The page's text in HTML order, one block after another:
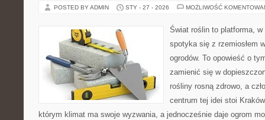
POSTED BY ADMIN STY - 27 - 2026 MOŻLIWOŚĆ
Świat roślin to platforma, w
spotyka się z rzemiosłem
ogrodów. To opowieść o
zamienić się w
rośliny rosną zdrowo, a
centrum tej idei stoi
którym klimat ma swoje wyzwania, a jednocześnie daje ogrom